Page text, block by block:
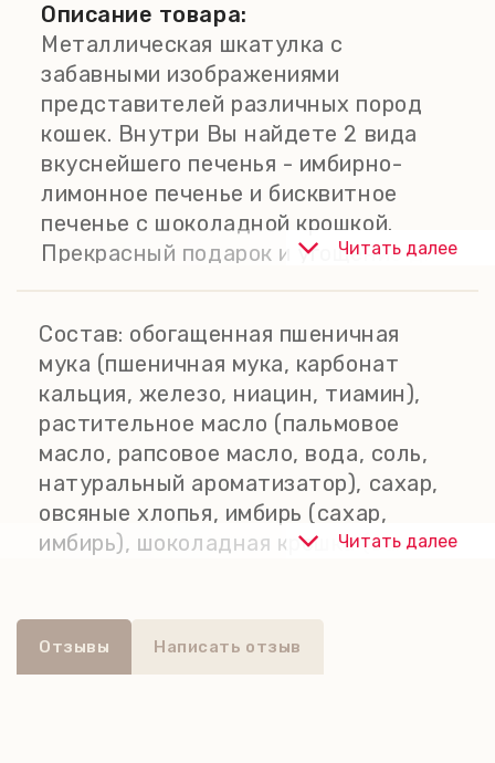
Описание товара:
Металлическая шкатулка с
забавными изображениями
представителей различных пород
кошек. Внутри Вы найдете 2 вида
вкуснейшего печенья - имбирно-
лимонное печенье и бисквитное
печенье с шоколадной крошкой.
Прекрасный подарок и угощение для
изготовлено с использованием
ингредиентов высшего качества в
соответствии с высочайшими
стандартами современной
кулинарии и с использованием
методов, переданных через четыре
поколения семьи бабушки Вайлд.
Читать далее
Состав: обогащенная пшеничная
мука (пшеничная мука, карбонат
кальция, железо, ниацин, тиамин),
растительное масло (пальмовое
масло, рапсовое масло, вода, соль,
натуральный ароматизатор), сахар,
овсяные хлопья, имбирь (сахар,
имбирь), шоколадная крошка (сахар,
натуральный ароматизатор),
Читать далее
Отзывы Написать отзыв